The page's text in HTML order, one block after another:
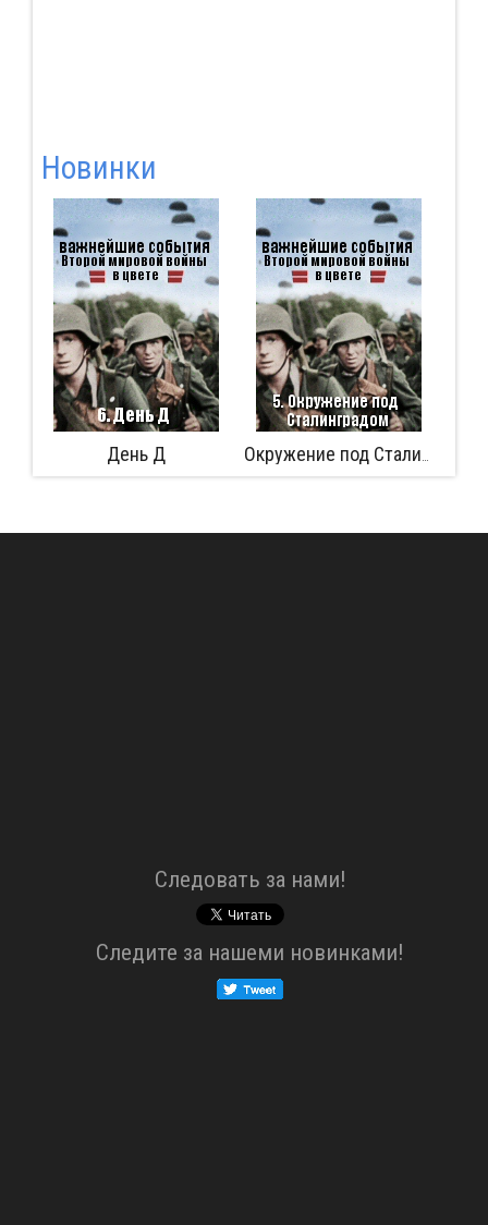
Новинки
Окружение под Сталинградом Аферист из
Cледовать за нами!
Cледите за нашеми новинками!